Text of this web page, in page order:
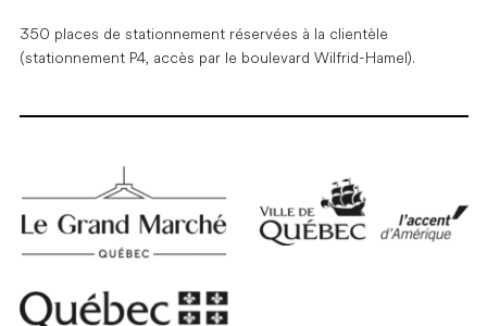
350 places de stationnement réservées à la clientèle
(stationnement P4, accès par le boulevard Wilfrid-Hamel).